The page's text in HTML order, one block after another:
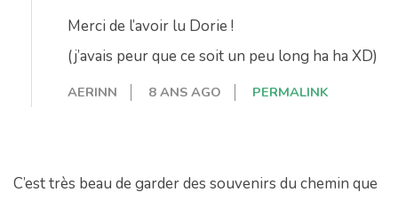
Merci de l’avoir lu Dorie !
(j’avais peur que ce soit un peu long ha ha XD)
AERINN 8 ANS AGO PERMALINK
C’est très beau de garder des souvenirs du chemin que